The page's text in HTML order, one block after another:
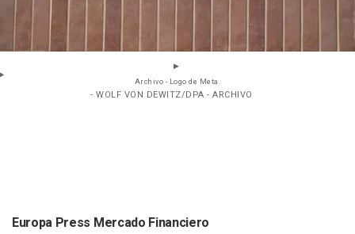
Archivo - Logo de Meta.
- WOLF VON DEWITZ/DPA - ARCHIVO
Europa Press Mercado Financiero